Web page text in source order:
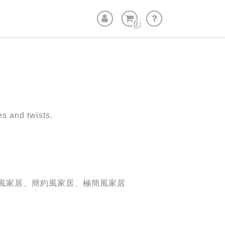
0
and twists.
家居、簡約風家居、極簡風家居